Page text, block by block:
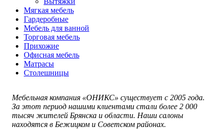
Мягкая мебель
Гардеробные
Мебель для ванной
Торговая мебель
Прихожие
Офисная мебель
Матрасы
Столешницы
Мебельная компания «ОНИКС» существует с 2005 года.
За этот период нашими клиентами стали более 2 000
тысяч жителей Брянска и области. Наши салоны
находятся в Бежицком и Советском районах.